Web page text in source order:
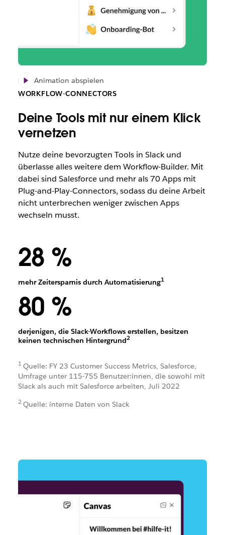
Animation abspielen
WORKFLOW-CONNECTORS
Deine Tools mit nur einem Klick
vernetzen
Nutze deine bevorzugten Tools in Slack und
überlasse alles weitere dem Workflow-Builder. Mit
dabei sind Salesforce und mehr als 70 Apps mit
Plug-and-Play-Connectors, sodass du deine Arbeit
nicht unterbrechen weniger zwischen Apps
wechseln musst.
28 %
mehr Zeitersparnis durch Automatisierung1
80 %
derjenigen, die Slack-Workflows erstellen, besitzen
keinen technischen Hintergrund2
1 Quelle: FY 23 Customer Success Metrics, Salesforce,
Umfrage unter 115-755 Benutzer:innen, die sowohl mit
Slack als auch mit Salesforce arbeiten, Juli 2022
2 Quelle: interne Daten von Slack